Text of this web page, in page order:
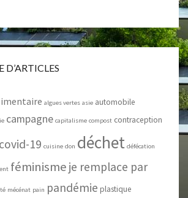
algues vertes asie automobile
campagne capitalisme compost contraception
covid-19 cuisine don déchet défécation
féminisme je remplace par
mécénat pain pandémie plastique